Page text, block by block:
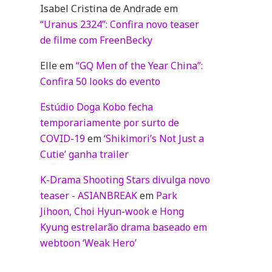
Isabel Cristina de Andradeem
“Uranus 2324”: Confira novo teaser
de filme com FreenBecky
Elleem“GQ Men of the Year China”:
Confira 50 looks do evento
Estúdio Doga Kobo fecha
temporariamente por surto de
COVID-19em‘Shikimori’s Not Just a
Cutie’ ganha trailer
K-Drama Shooting Stars divulga novo
teaser - ASIANBREAKem Park
Jihoon, Choi Hyun-wook e Hong
Kyung estrelarão drama baseado em
webtoon ‘Weak Hero’